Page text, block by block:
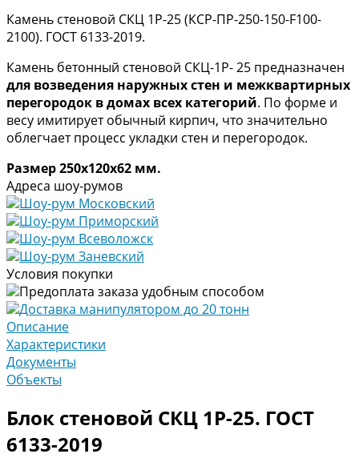
Камень стеновой СКЦ 1Р-25 (КCР-ПР-250-150-F100-
2100). ГОСТ 6133-2019.
Камень бетонный стеновой СКЦ-1Р- 25 предназначен
для возведения наружных стен и межквартирных
перегородок в домах всех категорий. По форме и
весу имитирует обычный кирпич, что значительно
облегчает процесс укладки стен и перегородок.
Размер250х120х62 мм.
Адреса шоу-румов
Шоу-рум Московский
Шоу-рум Приморский
Шоу-рум Всеволожск
Шоу-рум Заневский
Условия покупки
Предоплата заказа удобным способом
Доставка манипулятором до 20 тонн
Описание
Характеристики
Документы
Объекты
Блок стеновой СКЦ 1Р-25. ГОСТ
6133-2019